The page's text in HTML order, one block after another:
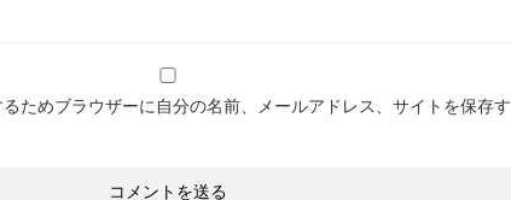
ためブラウザーに自分の名前、メールアドレス、サイトを保存す